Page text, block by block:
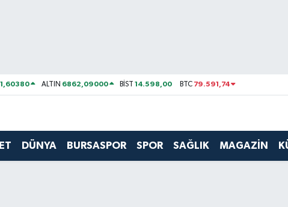
ALTIN 6862,09000 BİST14.598,00 BTC 79.591,74
DÜNYA BURSASPOR SPOR SAĞLIK MAGAZİN